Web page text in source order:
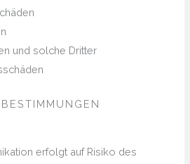
und solche Dritter
erfolgt auf Risiko des